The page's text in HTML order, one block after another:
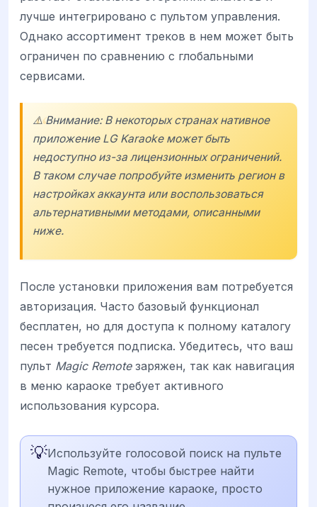
лучше интегрировано с пультом управления.
Однако ассортимент треков в нем может быть
ограничен по сравнению с глобальными
сервисами.
⚠️ Внимание: В некоторых странах нативное
приложение LG Karaoke может быть
недоступно из-за лицензионных ограничений.
В таком случае попробуйте изменить регион в
настройках аккаунта или воспользоваться
альтернативными методами, описанными
ниже.
После установки приложения вам потребуется
авторизация. Часто базовый функционал
бесплатен, но для доступа к полному каталогу
песен требуется подписка. Убедитесь, что ваш
пульт Magic Remoteзаряжен, так как навигация
в меню караоке требует активного
использования курсора.
💡Используйте голосовой поиск на пульте
Magic Remote, чтобы быстрее найти
нужное приложение караоке, просто